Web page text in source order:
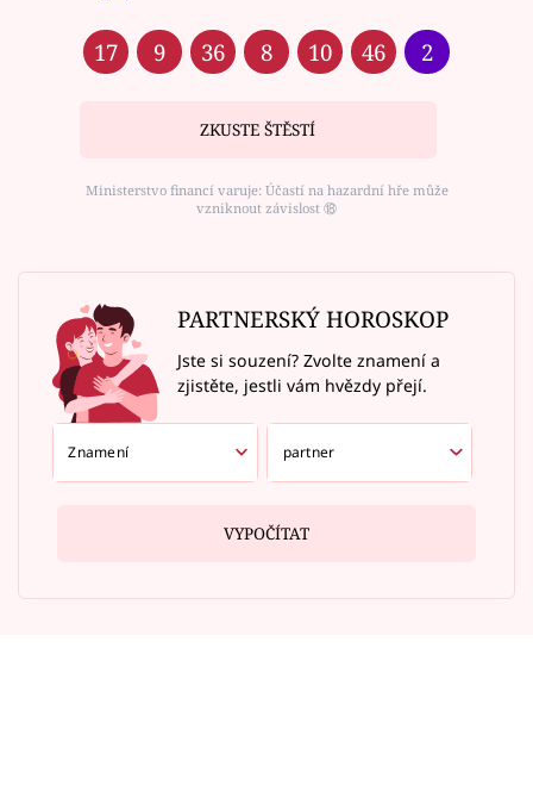
17 9 36 8 10 46 2
ZKUSTE ŠTĚSTÍ
Ministerstvo financí varuje: Účastí na hazardní hře může
vzniknout závislost ⑱
PARTNERSKÝ HOROSKOP
Jste si souzení? Zvolte znamení a
zjistěte, jestli vám hvězdy přejí.
VYPOČÍTAT